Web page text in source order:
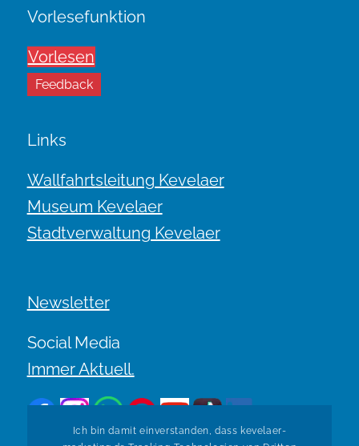
Vorlesefunktion
Vorlesen
Feedback
Links
Wallfahrtsleitung Kevelaer
Museum Kevelaer
Stadtverwaltung Kevelaer
Newsletter
Social Media
Immer Aktuell.
Ich bin damit einverstanden, dass kevelaer-